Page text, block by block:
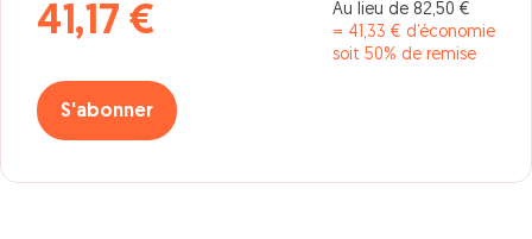
41,17 €
Au lieu de 82,50 €
= 41,33 € d’économie
soit 50% de remise
S'abonner